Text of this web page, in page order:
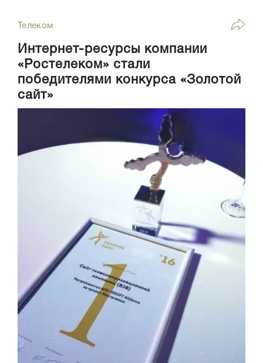
Телеком
Интернет-ресурсы компании
«Ростелеком» стали
победителями конкурса «Золотой
сайт»